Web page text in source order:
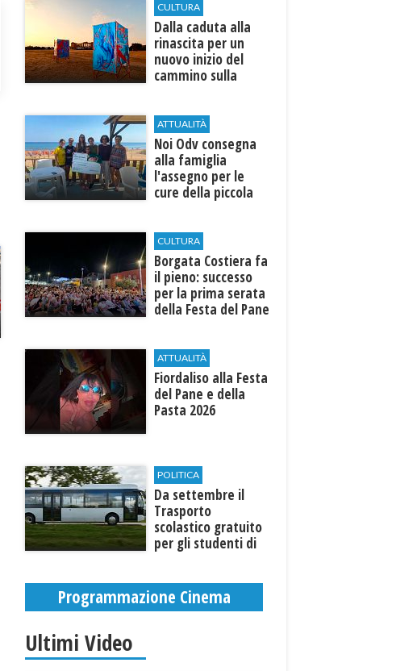
CULTURA
Dalla caduta alla
rinascita per un
nuovo inizio del
cammino sulla
ATTUALITÀ
Noi Odv consegna
alla famiglia
l'assegno per le
cure della piccola
CULTURA
​Borgata Costiera fa
il pieno: successo
per la prima serata
della Festa del Pane
ATTUALITÀ
Fiordaliso alla Festa
del Pane e della
Pasta 2026
POLITICA
Da settembre il
Trasporto
scolastico gratuito
per gli studenti di
Programmazione Cinema
Ultimi Video